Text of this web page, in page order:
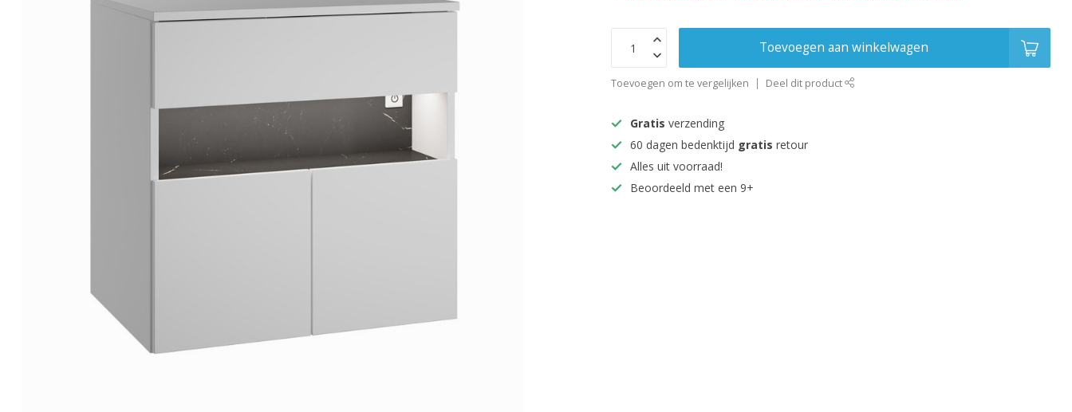
Toevoegen aan winkelwagen
Toevoegen om te vergelijken Deel dit product
Gratis verzending
60 dagen bedenktijd gratis retour
Alles uit voorraad!
Beoordeeld met een 9+